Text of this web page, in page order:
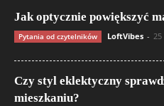
Jak optycznie powiększyć
Pytania od czytelników LoftVibes - 25
Czy styl eklektyczny
mieszkaniu?